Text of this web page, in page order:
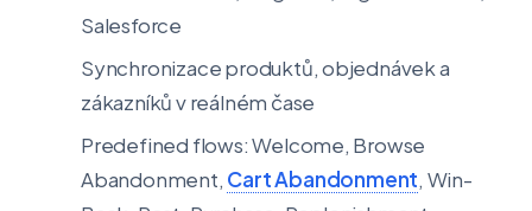
Salesforce
Synchronizace produktů, objednávek a
zákazníků v reálném čase
Predefined flows: Welcome, Browse
Abandonment, Cart Abandonment, Win-